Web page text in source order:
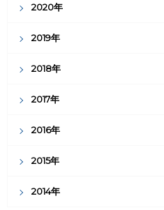
2020年
2019年
2018年
2017年
2016年
2015年
2014年